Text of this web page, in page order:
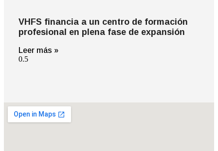
VHFS financia a un centro de formación
profesional en plena fase de expansión
Leer más »